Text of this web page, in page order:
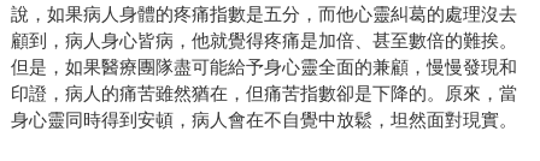
說，如果病人身體的疼痛指數是五分，而他心靈糾葛的處理沒去
顧到，病人身心皆病，他就覺得疼痛是加倍、甚至數倍的難挨。
但是，如果醫療團隊盡可能給予身心靈全面的兼顧，慢慢發現和
印證，病人的痛苦雖然猶在，但痛苦指數卻是下降的。原來，當
身心靈同時得到安頓，病人會在不自覺中放鬆，坦然面對現實。